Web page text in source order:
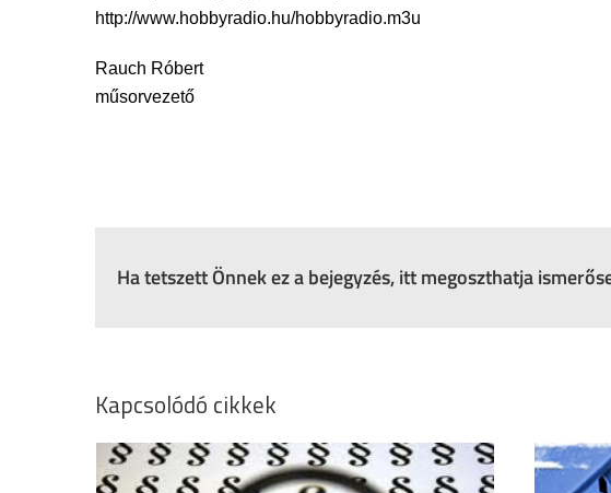
http://www.hobbyradio.hu/hobbyradio.m3u
Rauch Róbert
műsorvezető
Ha tetszett Önnek ez a bejegyzés, itt megoszthatja
Kapcsolódó cikkek